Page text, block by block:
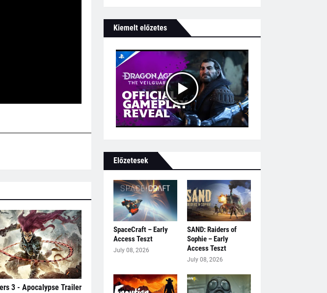
3 - Apocalypse Trailer
Kiemelt előzetes
Előzetesek
SpaceCraft – Early
Access Teszt
July 08, 2026
SAND: Raiders of
Sophie – Early
Access Teszt
July 08, 2026